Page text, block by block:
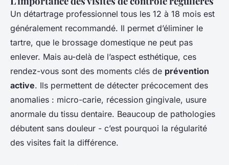
Un détartrage professionnel tous les 12 à 18 mois est
généralement recommandé. Il permet d’éliminer le
tartre, que le brossage domestique ne peut pas
enlever. Mais au-delà de l’aspect esthétique, ces
rendez-vous sont des moments clés de prévention
active. Ils permettent de détecter précocement des
anomalies : micro-carie, récession gingivale, usure
anormale du tissu dentaire. Beaucoup de pathologies
débutent sans douleur - c’est pourquoi la régularité
des visites fait la différence.